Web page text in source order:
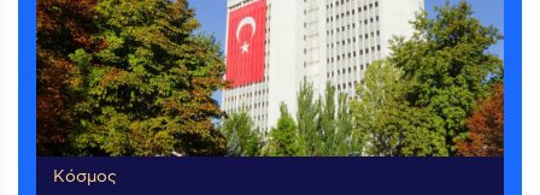
Κόσμος